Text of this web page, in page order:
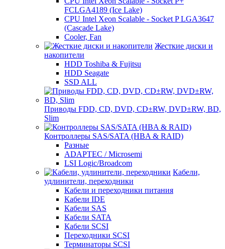
FCLGA4189 (Ice Lake)
CPU Intel Xeon Scalable - Socket P LGA3647
(Cascade Lake)
Cooler, Fan
Жесткие диски и
накопители
HDD Toshiba & Fujitsu
HDD Seagate
SSD ALL
Приводы FDD, CD, DVD, CD±RW, DVD±RW, BD,
Slim
Контроллеры SAS/SATA (HBA & RAID)
Разные
ADAPTEC / Microsemi
LSI Logic/Broadcom
Кабели,
удлинители, переходники
Кабели и переходники питания
Кабели IDE
Кабели SAS
Кабели SATA
Кабели SCSI
Переходники SCSI
Терминаторы SCSI